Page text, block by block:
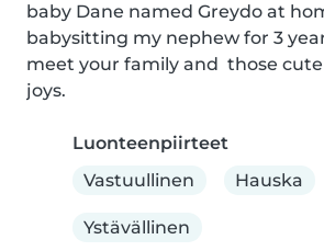
baby Dane named Greydo at
babysitting my nephew for 3
meet your family and  those
joys.
Luonteenpiirteet
Vastuullinen
Hauska
Ystävällinen